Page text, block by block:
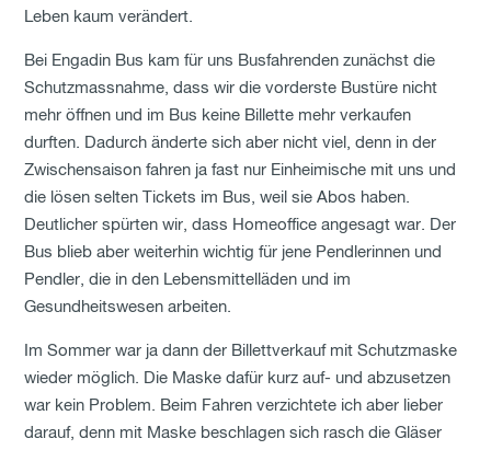
Leben kaum verändert.
Bei Engadin Bus kam für uns Busfahrenden zunächst die
Schutzmassnahme, dass wir die vorderste Bustüre nicht
mehr öffnen und im Bus keine Billette mehr verkaufen
durften. Dadurch änderte sich aber nicht viel, denn in der
Zwischensaison fahren ja fast nur Einheimische mit uns und
die lösen selten Tickets im Bus, weil sie Abos haben.
Deutlicher spürten wir, dass Homeoffice angesagt war. Der
Bus blieb aber weiterhin wichtig für jene Pendlerinnen und
Pendler, die in den Lebensmittelläden und im
Gesundheitswesen arbeiten.
Im Sommer war ja dann der Billettverkauf mit Schutzmaske
wieder möglich. Die Maske dafür kurz auf- und abzusetzen
war kein Problem. Beim Fahren verzichtete ich aber lieber
darauf, denn mit Maske beschlagen sich rasch die Gläser